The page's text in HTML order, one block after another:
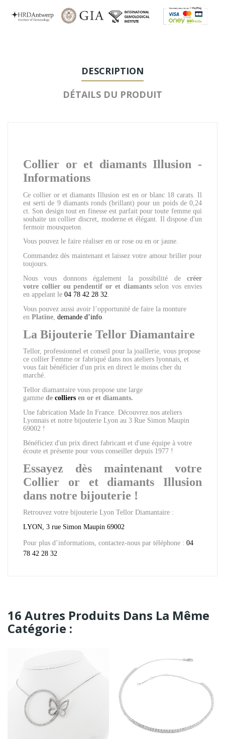
DESCRIPTION
DÉTAILS DU PRODUIT
Collier or et diamants Illusion -
Informations
Ce collier or et diamants Illusion est en or blanc 18 carats. Il
est serti de 9 diamants ronds (brillant) pour un poids de 0,24
ct . Son design tout en finesse est parfait pour toute femme qui
souhaite un collier discret, moderne et élégant. Il dispose d'un
fermoir mousqueton.
Vous pouvez le faire réaliser en or rose ou en or jaune.
Commandez dès maintenant et laissez votre amour briller pour
toujours.
Nous vous donnons également la possibilité de créer
votre collier ou pendentif or et diamantsselon vos envies
en appelant le 04 78 42 28 32
Vous pouvez aussi avoir l’opportunité de faire la monture
en Platine demande d’info
La Bijouterie Tellor Diamantaire
Tellor, professionnel et conseil pour la joaillerie, vous propose
ce collier Femme or fabriqué dans nos ateliers lyonnais, et
vous fait bénéficier d'un prix en direct le moins cher du
marché.
Tellor diamantaire vous propose une large
gamme de colliers en or et diamants.
Une fabrication Made In France. Découvrez nos ateliers
Lyonnais et notre bijouterie Lyon au 3 Rue Simon Maupin
69002 !
Bénéficiez d'un prix direct fabricant et d'une équipe à votre
écoute et présente pour vous conseiller depuis 1977 !
Essayez dès maintenant votre
Collier or et diamants Illusion
dans notre bijouterie !
Retrouvez votre bijouterie Lyon Tellor Diamantaire :
LYON, 3 rue Simon Maupin 69002
Pour plus d’informations, contactez-nous par téléphone : 04
78 42 28 32
16 Autres Produits Dans La Même
Catégorie :